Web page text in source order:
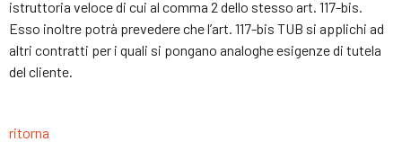
istruttoria veloce di cui al comma 2 dello stesso art. 117-bis.
Esso inoltre potrà prevedere che l’art. 117-bis TUB si applichi ad
altri contratti per i quali si pongano analoghe esigenze di tutela
del cliente.
ritorna